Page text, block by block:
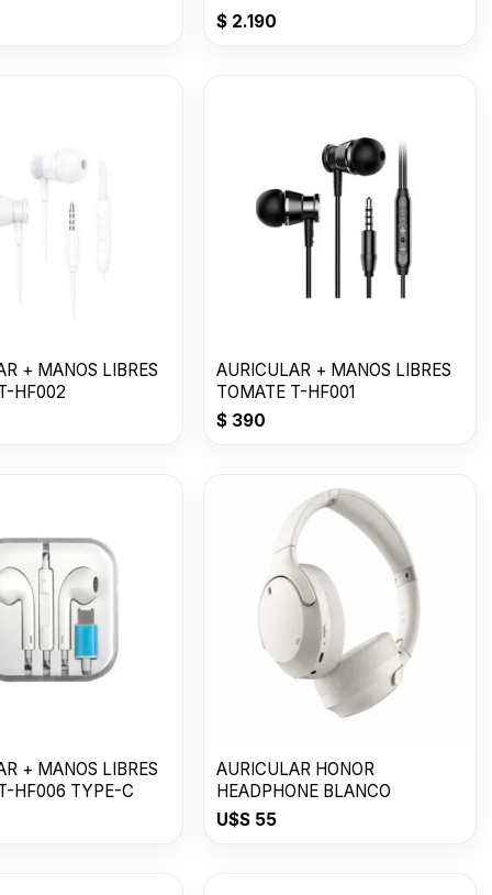
Generacion
$ 2.190
+ MANOS LIBRES
HF002
AURICULAR + MANOS LIBRES
TOMATE T-HF001
$ 390
+ MANOS LIBRES
HF006 TYPE-C
AURICULAR HONOR
HEADPHONE BLANCO
U$S 55